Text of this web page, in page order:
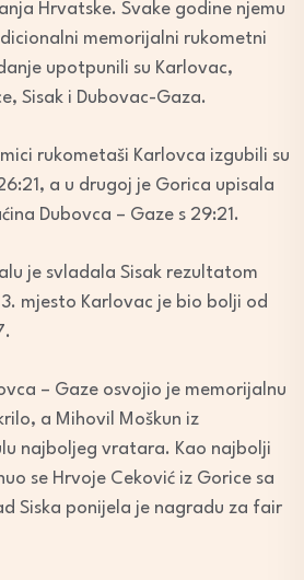
Hrvatske. Svake godine njemu
memorijalni rukometni
upotpunili su Karlovac,
Sisak i Dubovac-Gaza.
rukometaši Karlovca izgubili su
a u drugoj je Gorica upisala
Dubovca – Gaze s 29:21.
je svladala Sisak rezultatom
mjesto Karlovac je bio bolji od
– Gaze osvojio je memorijalnu
a Mihovil Moškun iz
najboljeg vratara. Kao najbolji
se Hrvoje Ceković iz Gorice sa
Siska ponijela je nagradu za fair